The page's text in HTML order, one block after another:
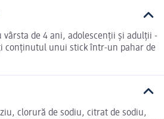
vârsta de 4 ani, adolescenţii şi adulții -
conţinutul unui stick într-un pahar de
clorură de sodiu, citrat de sodiu,